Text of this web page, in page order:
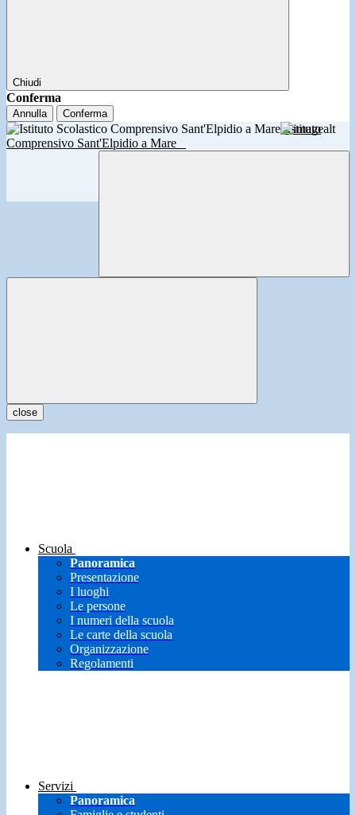
Chiudi
Conferma
Annulla Conferma
Istituto
Comprensivo Sant'Elpidio a Mare
close
Scuola
Panoramica
Presentazione
I luoghi
Le persone
I numeri della scuola
Le carte della scuola
Organizzazione
Regolamenti
Servizi
Panoramica